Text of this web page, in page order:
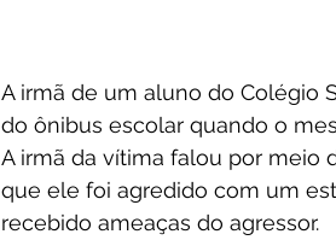
A irmã de um aluno do Colégio
do ônibus escolar quando o
A irmã da vítima falou por meio
que ele foi agredido com um
recebido ameaças do agressor.